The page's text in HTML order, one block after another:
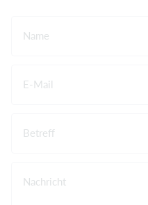
Name
E-Mail
Betreff
Nachricht